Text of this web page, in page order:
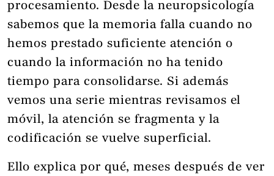
procesamiento. Desde la neuropsicología
sabemos que la memoria falla cuando no
hemos prestado suficiente atención o
cuando la información no ha tenido
tiempo para consolidarse. Si además
vemos una serie mientras revisamos el
móvil, la atención se fragmenta y la
codificación se vuelve superficial.
Ello explica por qué, meses después de ver